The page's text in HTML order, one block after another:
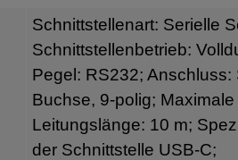
Schnittstellenart: Serielle
Schnittstellenbetrieb:
Pegel: RS232; Anschluss:
Buchse, 9-polig; Maximale
Leitungslänge: 10 m;
der Schnittstelle USB-C;